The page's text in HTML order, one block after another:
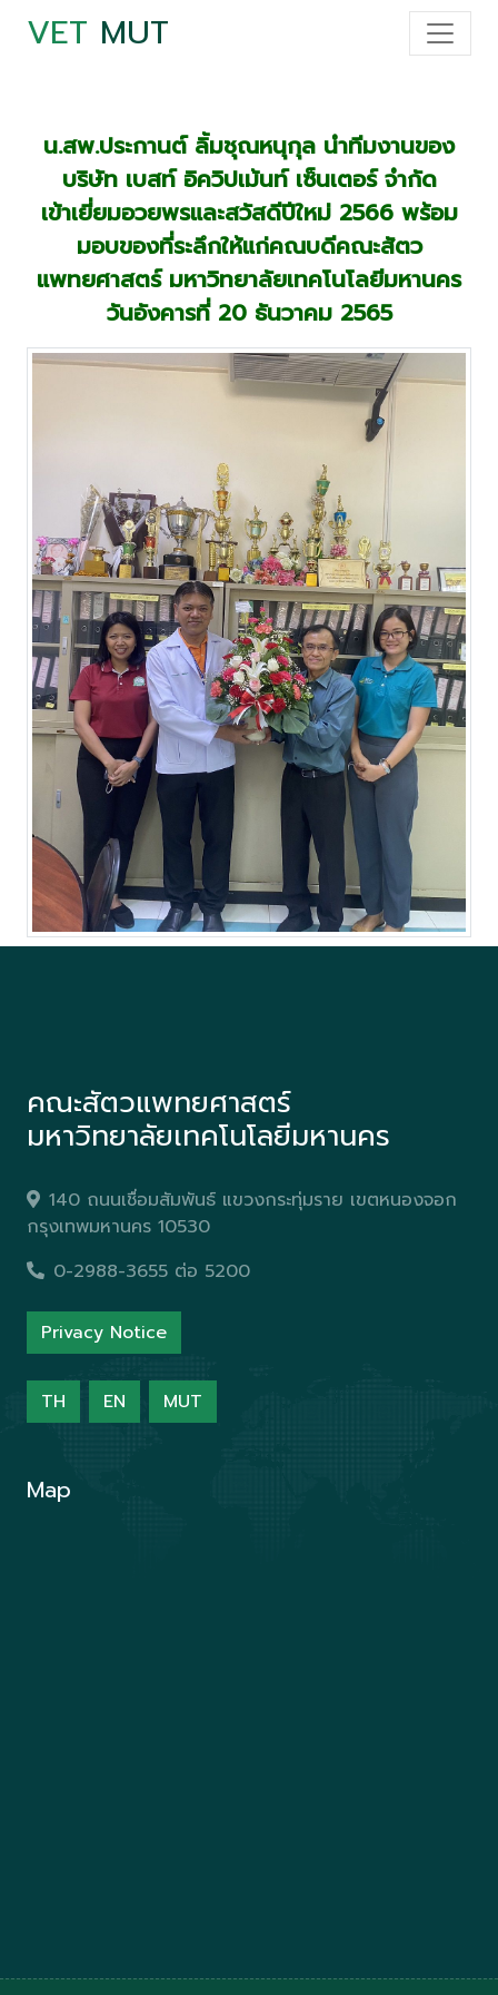
VET MUT
น.สพ.ประกานต์ ลิ้มชุณหนุกุล นำทีมงานของ
บริษัท เบสท์ อิควิปเม้นท์ เซ็นเตอร์ จำกัด
เข้าเยี่ยมอวยพรและสวัสดีปีใหม่ 2566 พร้อม
มอบของที่ระลึกให้แก่คณบดีคณะสัตว
แพทยศาสตร์ มหาวิทยาลัยเทคโนโลยีมหานคร
วันอังคารที่ 20 ธันวาคม 2565
คณะสัตวแพทยศาสตร์
มหาวิทยาลัยเทคโนโลยีมหานคร
140 ถนนเชื่อมสัมพันธ์ แขวงกระทุ่มราย เขตหนองจอก
กรุงเทพมหานคร 10530
0-2988-3655 ต่อ 5200
Privacy Notice
TH EN MUT
Map